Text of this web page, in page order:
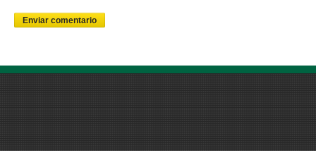
Enviar comentario